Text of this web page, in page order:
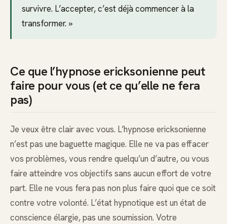
survivre. L’accepter, c’est déjà commencer à la
transformer. »
Ce que l’hypnose ericksonienne peut
faire pour vous (et ce qu’elle ne fera
pas)
Je veux être clair avec vous. L’hypnose ericksonienne
n’est pas une baguette magique. Elle ne va pas effacer
vos problèmes, vous rendre quelqu’un d’autre, ou vous
faire atteindre vos objectifs sans aucun effort de votre
part. Elle ne vous fera pas non plus faire quoi que ce soit
contre votre volonté. L’état hypnotique est un état de
conscience élargie, pas une soumission. Votre